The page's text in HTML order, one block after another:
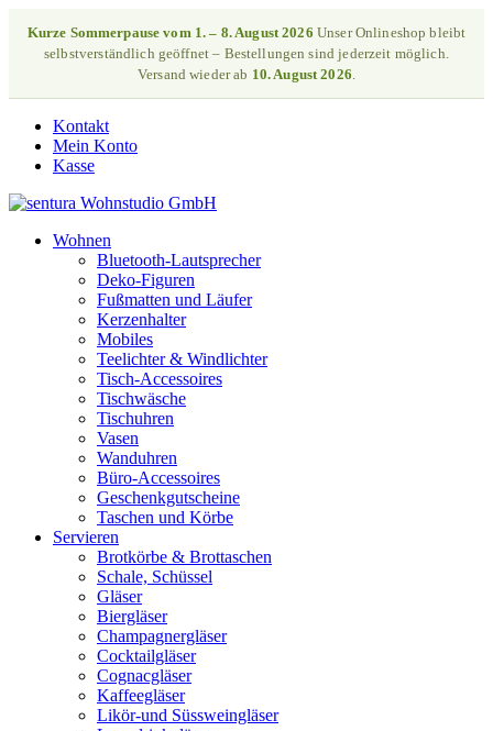
Kurze Sommerpause vom 1. – 8. August 2026 Unser Onlineshop bleibt
selbstverständlich geöffnet – Bestellungen sind jederzeit möglich.
Versand wieder ab 10. August 2026.
Kontakt
Mein Konto
Kasse
Wohnen
Bluetooth-Lautsprecher
Deko-Figuren
Fußmatten und Läufer
Kerzenhalter
Mobiles
Teelichter & Windlichter
Tisch-Accessoires
Tischwäsche
Tischuhren
Vasen
Wanduhren
Büro-Accessoires
Geschenkgutscheine
Taschen und Körbe
Servieren
Brotkörbe & Brottaschen
Schale, Schüssel
Gläser
Biergläser
Champagnergläser
Cocktailgläser
Cognacgläser
Kaffeegläser
Likör-und Süssweingläser